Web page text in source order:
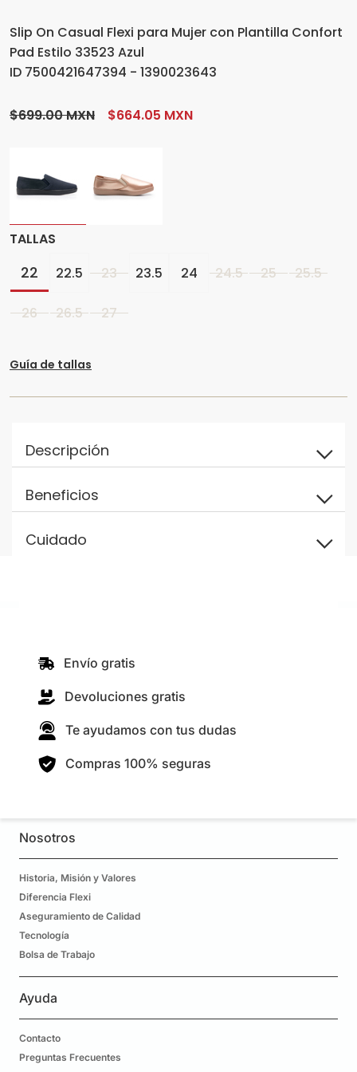
Slip On Casual Flexi para Mujer con Plantilla Confort
Pad Estilo 33523 Azul
ID 7500421647394 - 1390023643
$699.00 MXN $664.05 MXN
TALLAS
22 22.5 23 23.5 24 24.5 25 25.5
26 26.5 27
Guía de tallas
Descripción
Beneficios
Cuidado
Envío gratis
Devoluciones gratis
Te ayudamos con tus dudas
Compras 100% seguras
Nosotros
Historia, Misión y Valores
Diferencia Flexi
Aseguramiento de Calidad
Tecnología
Bolsa de Trabajo
Ayuda
Contacto
Preguntas Frecuentes